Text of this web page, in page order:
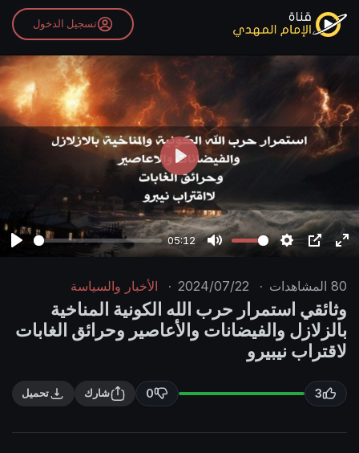
تسجيل الدخول
05:12
M
u
e
g
P
n
e
r
u
l
P
l
a
y
80 المشاهدات ·
2024/07/22
· الأخبار والسياسة
وثائقي استمرار حرب الله الكونية المناخية
بالزلازل والفيضانات والأعاصير وحرائق الغابات
لاقتراب نيبيرو
3
0 شارك تحميل